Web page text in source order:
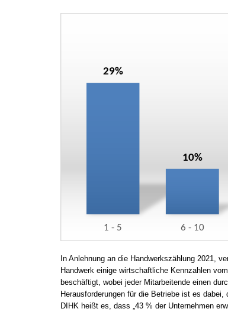
In Anlehnung an die Handwerkszählung 2021,
Handwerk einige wirtschaftliche Kennzahlen
beschäftigt, wobei jeder Mitarbeitende einen
Herausforderungen für die Betriebe ist es
DIHK heißt es, dass „43 % der Unternehmen